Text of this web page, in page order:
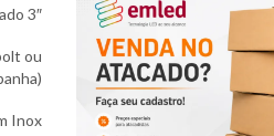
3″
ou
Inox